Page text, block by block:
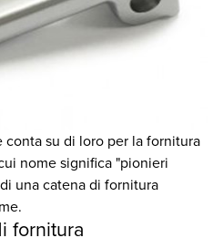
su di loro per la fornitura
nome significa "pionieri
una catena di fornitura
fornitura